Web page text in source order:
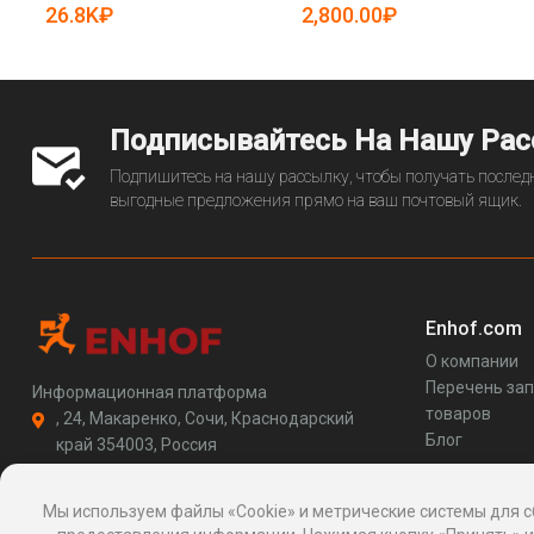
5086389)
26.8K₽ 2,800.00₽
Подписывайтесь На Нашу
Подпишитесь на нашу рассылку, чтобы получать
выгодные предложения прямо на ваш почтовый ящик.
Информационная платформа
, 24, Макаренко, Сочи, Краснодарский
край 354003, Россия
http://enhof.com
Enhof.com
О компании
Перечень
товаров
Блог
Мы используем файлы «Cookie» и метрические системы для